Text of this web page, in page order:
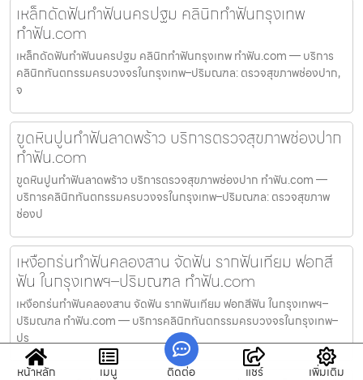
เหล็กดัดฟันทำฟันนครปฐม คลินิกทำฟันกรุงเทพ
ทำฟัน.com
เหล็กดัดฟันทำฟันนครปฐม คลินิกทำฟันกรุงเทพ ทำฟัน.com — บริการ
คลินิกทันตกรรมครบวงจรในกรุงเทพ–ปริมณฑล: ตรวจสุขภาพช่องปาก,
จ
ขูดหินปูนทำฟันลาดพร้าว บริการตรวจสุขภาพช่องปาก
ทำฟัน.com
ขูดหินปูนทำฟันลาดพร้าว บริการตรวจสุขภาพช่องปาก ทำฟัน.com —
บริการคลินิกทันตกรรมครบวงจรในกรุงเทพ–ปริมณฑล: ตรวจสุขภาพ
ช่องป
เหงือกร่นทำฟันคลองสาน จัดฟัน รากฟันเทียม ฟอกสี
ฟัน ในกรุงเทพฯ–ปริมณฑล ทำฟัน.com
เหงือกร่นทำฟันคลองสาน จัดฟัน รากฟันเทียม ฟอกสีฟัน ในกรุงเทพฯ–
ปริมณฑล ทำฟัน.com — บริการคลินิกทันตกรรมครบวงจรในกรุงเทพ–
ปร
หน้าหลัก เมนู ติดต่อ แชร์ เพิ่มเติม